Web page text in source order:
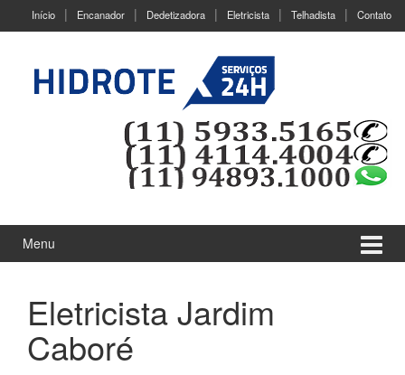
Início Encanador Dedetizadora Eletricista Telhadista Contato
Menu
Eletricista Jardim
Caboré